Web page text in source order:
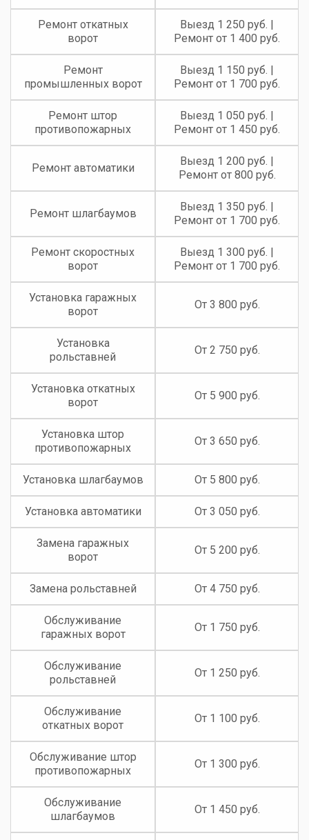
Ремонт откатных
ворот
Выезд 1 250 руб. |
Ремонт от 1 400 руб.
Ремонт
промышленных ворот
Выезд 1 150 руб. |
Ремонт от 1 700 руб.
Ремонт штор
противопожарных
Выезд 1 050 руб. |
Ремонт от 1 450 руб.
Ремонт автоматики
Выезд 1 200 руб. |
Ремонт от 800 руб.
Ремонт шлагбаумов
Выезд 1 350 руб. |
Ремонт от 1 700 руб.
Ремонт скоростных
ворот
Выезд 1 300 руб. |
Ремонт от 1 700 руб.
Установка гаражных
ворот
От 3 800 руб.
Установка
рольставней
От 2 750 руб.
Установка откатных
ворот
От 5 900 руб.
Установка штор
противопожарных
От 3 650 руб.
Установка шлагбаумов От 5 800 руб.
Установка автоматики От 3 050 руб.
Замена гаражных
ворот
От 5 200 руб.
Замена рольставней От 4 750 руб.
Обслуживание
гаражных ворот
От 1 750 руб.
Обслуживание
рольставней
От 1 250 руб.
Обслуживание
откатных ворот
От 1 100 руб.
Обслуживание штор
противопожарных
От 1 300 руб.
Обслуживание
шлагбаумов
От 1 450 руб.